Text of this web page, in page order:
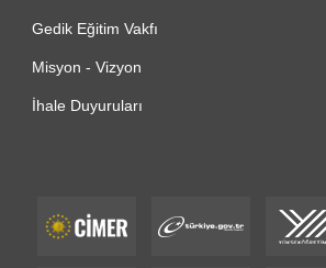
Gedik Eğitim Vakfı
Misyon - Vizyon
İhale Duyuruları